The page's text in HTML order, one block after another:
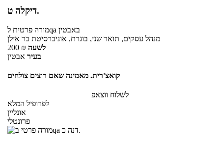
דיקלה ט.
מורה פרטיתלqa באבטין
מנהל עסקים, תואר שני, בוגרת, אוניברסיטת בר אילן
200 ₪ לשעה
בעיר אבטין
קואצ'רית. מאמינה שאם רוצים צולחים
לשלוח ווצאפ
לפרופיל המלא
אונליין
פרונטלי